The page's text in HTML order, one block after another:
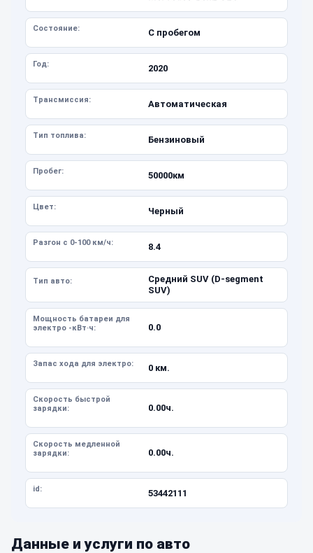
Состояние: С пробегом
Год: 2020
Трансмиссия: Автоматическая
Тип топлива: Бензиновый
Пробег: 50000км
Цвет: Черный
Разгон с 0-100 км/ч: 8.4
Тип авто:
Средний SUV (D-segment
SUV)
Мощность батареи для
электро -кВт·ч:
0.0
Запас хода для электро: 0 км.
Скорость быстрой
зарядки:
0.00ч.
Скорость медленной
зарядки:
0.00ч.
id: 53442111
Данные и услуги по авто